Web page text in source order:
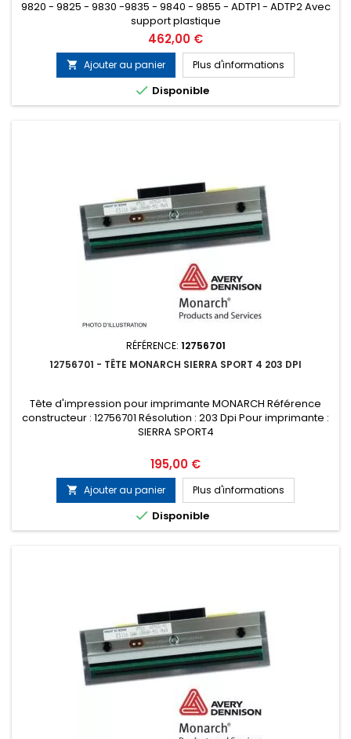
9820 - 9825 - 9830 -9835 - 9840 - 9855 - ADTP1 - ADTP2 Avec
support plastique
Prix
462,00 €
 Ajouter au panier Plus d'informations
 Disponible
RÉFÉRENCE: 12756701
12756701 - TÊTE MONARCH SIERRA SPORT 4 203 DPI
Tête d'impression pour imprimante MONARCH Référence
constructeur : 12756701 Résolution : 203 Dpi Pour imprimante :
SIERRA SPORT4
Prix
195,00 €
 Ajouter au panier Plus d'informations
 Disponible